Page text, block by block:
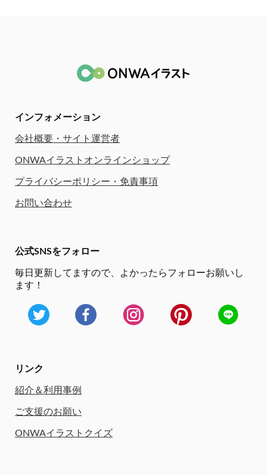
インフォメーション
会社概要・サイト運営者
ONWAイラストオンラインショップ
プライバシーポリシー・免責事項
お問い合わせ
公式SNSをフォロー
毎日更新してますので、
よかったらフォローお願いし
ます！
リンク
紹介＆利用事例
ご支援のお願い
ONWAイラストクイズ